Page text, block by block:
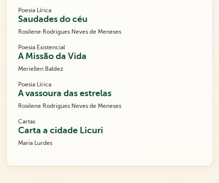
Poesia Lírica
Saudades do céu
Rosilene Rodrigues Neves de Meneses
Poesia Existencial
A Missão da Vida
Meriellen Baldez
Poesia Lírica
A vassoura das estrelas
Rosilene Rodrigues Neves de Meneses
Cartas
Carta a cidade Licuri
Maria Lurdes